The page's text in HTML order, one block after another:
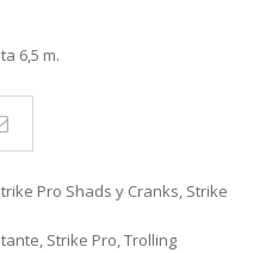
6,5 m.
Pro Shads y Cranks, Strike
, Strike Pro,Trolling